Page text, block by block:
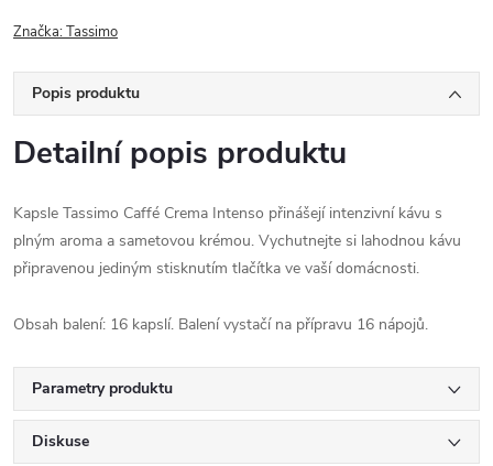
Značka:Tassimo
Popis produktu
Detailní popis produktu
Kapsle Tassimo Caffé Crema Intenso přinášejí intenzivní kávu s
plným aroma a sametovou krémou. Vychutnejte si lahodnou kávu
připravenou jediným stisknutím tlačítka ve vaší domácnosti.
Obsah balení: 16 kapslí. Balení vystačí na přípravu 16 nápojů.
Parametry produktu
Diskuse